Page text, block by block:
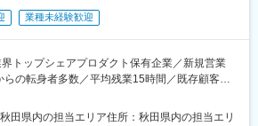
などの業務用アプリケーションソフトウェア
販売しています。
業部門は全国9支社に拠点があり、各拠点20～
おります。営業未経験の方も入社されており安
ける環境です。
リューション領域ではシェアトップクラスの実
業種未経験歓迎
界トップシェアプロダクト保有企業／新規営業
らの転身者多数／平均残業15時間／既存顧客と
安定・長期就業が叶う職場】
田県内の担当エリア住所：秋田県内の担当エリ